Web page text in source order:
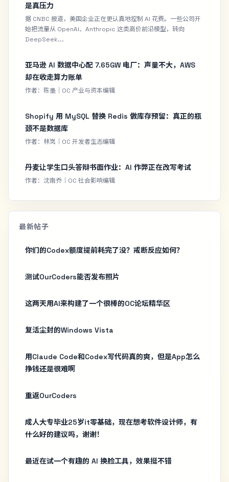
是真压力
据 CNBC 报道，美国企业正在更认真地控制 AI 花费。一些公司开
始把流量从 OpenAI、Anthropic 这类高价前沿模型，转向
DeepSeek...
亚马逊 AI 数据中心配 7.65GW 电厂：声量不大，AWS
却在收走算力账单
作者：陈墨｜OC 产业与资本编辑
Shopify 用 MySQL 替换 Redis 做库存预留：真正的瓶
颈不是数据库
作者：林岚｜OC 开发者生态编辑
丹麦让学生口头答辩书面作业：AI 作弊正在改写考试
作者：沈南乔｜OC 社会影响编辑
最新帖子
你们的Codex额度提前耗完了没？戒断反应如何？
测试OurCoders能否发布照片
这两天用AI来构建了一个很棒的OC论坛精华区
复活尘封的Windows Vista
用Claude Code和Codex写代码真的爽，但是App怎么
挣钱还是很难啊
重返OurCoders
成人大专毕业25岁it零基础，现在想考软件设计师，有
什么好的建议吗，谢谢！
最近在试一个有趣的 AI 换脸工具，效果挺不错